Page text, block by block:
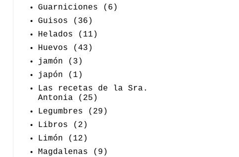
Guarniciones
(6)
Guisos
(36)
Helados
(11)
Huevos
(43)
jamón
(3)
japón
(1)
Las recetas de la Sra.
Antonia
(25)
Legumbres
(29)
Libros
(2)
Limón
(12)
Magdalenas
(9)